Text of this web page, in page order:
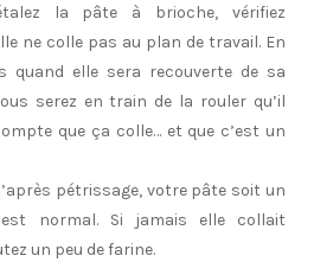
la pâte à brioche, vérifiez
ne colle pas au plan de travail. En
quand elle sera recouverte de sa
serez en train de la rouler qu’il
que ça colle… et que c’est un
pétrissage, votre pâte soit un
normal. Si jamais elle collait
un peu de farine.